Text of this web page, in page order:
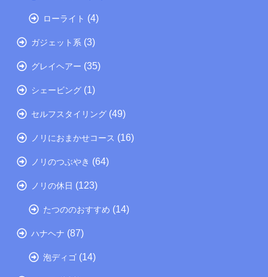
ローライト (4)
ガジェット系 (3)
グレイヘアー (35)
シェービング (1)
セルフスタイリング (49)
ノリにおまかせコース (16)
ノリのつぶやき (64)
ノリの休日 (123)
たつののおすすめ (14)
ハナヘナ (87)
泡ディゴ (14)